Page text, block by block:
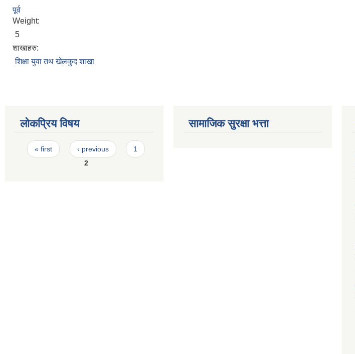
पूर्व
Weight:
5
शाखाहरु:
शिक्षा युवा तथ खेलकुद शाखा
लोकप्रिय विषय
Pages
« first ‹ previous
1
2
सामाजिक सुरक्षा भत्ता